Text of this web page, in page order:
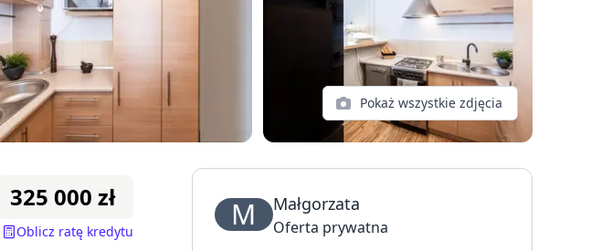
Pokaż wszystkie zdjęcia
325 000 zł
Oblicz ratę kredytu M Małgorzata
Oferta prywatna